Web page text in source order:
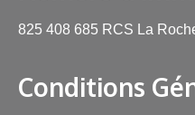
825 408 685 RCS La
Conditions